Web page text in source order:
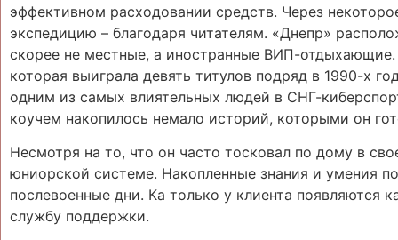
эффективном расходовании средств. Через
экспедицию – благодаря читателям. «Днепр»
скорее не местные, а иностранные ВИП-
которая выиграла девять титулов подряд в 1990-х
одним из самых влиятельных людей в СНГ-
коучем накопилось немало историй, которыми он
Несмотря на то, что он часто тосковал по дому в
юниорской системе. Накопленные знания и умения
послевоенные дни. Ка только у клиента
службу поддержки.